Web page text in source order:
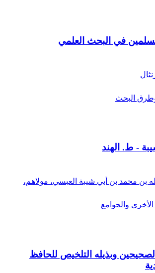
في البحث العلمي
- ط. الهند
بن محمد بن أبي شيبة العبسي، مولاهم،
وبذيله التلخيص للحافظ